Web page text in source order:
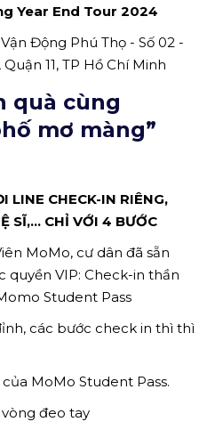
Year End Tour 2024
Động Phú Thọ - Số 02 -
11, TP Hồ Chí Minh
quà cùng
mơ màng”
LINE CHECK-IN RIÊNG,
SĨ,... CHỈ VỚI 4 BƯỚC
MoMo, cư dân đã sẵn
quyền VIP: Check-in thần
Student Pass
các bước check in thì thì
MoMo Student Pass.
vòng đeo tay